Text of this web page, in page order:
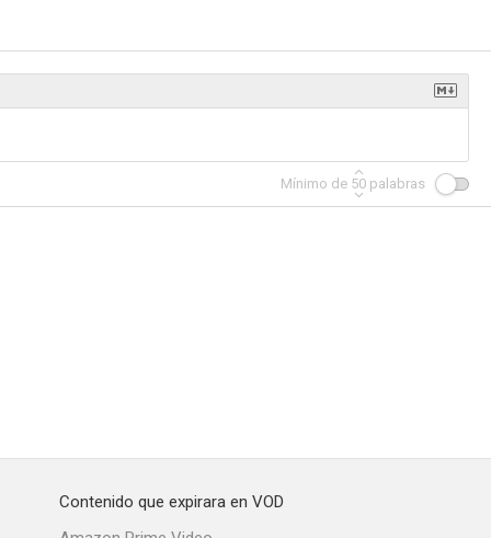
Mínimo de 50 palabras
Contenido que expirara en VOD